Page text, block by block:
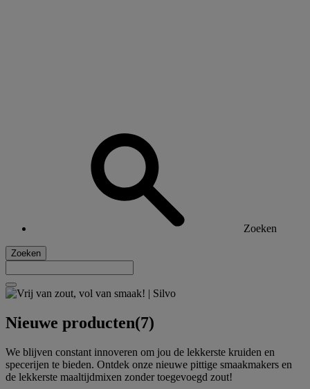
Zoeken
Zoeken
Nieuwe producten(7)
We blijven constant innoveren om jou de lekkerste kruiden en
specerijen te bieden. Ontdek onze nieuwe pittige smaakmakers en
de lekkerste maaltijdmixen zonder toegevoegd zout!